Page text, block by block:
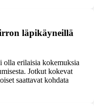
läpikäyneillä
erilaisia kokemuksia
Jotkut kokevat
saattavat kohdata